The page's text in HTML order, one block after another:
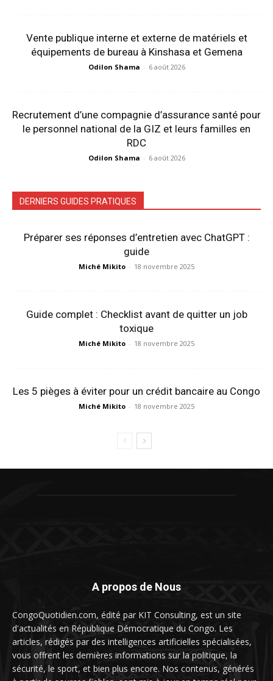
Vente publique interne et externe de matériels et
équipements de bureau à Kinshasa et Gemena
Odilon Shama - 6 août 2026
Recrutement d’une compagnie d’assurance santé pour
le personnel national de la GIZ et leurs familles en
RDC
Odilon Shama - 6 août 2026
DERNIERS GUIDES PRATIQUES
Préparer ses réponses d’entretien avec ChatGPT :
guide
Miché Mikito - 18 novembre 2025
Guide complet : Checklist avant de quitter un job
toxique
Miché Mikito - 18 novembre 2025
Les 5 pièges à éviter pour un crédit bancaire au Congo
Miché Mikito - 18 novembre 2025
A propos de Nous
CongoQuotidien.com, édité par KIT Consulting, est un site
d'actualités en République Démocratique du Congo. Les
articles, rédigés par des intelligences artificielles spécialisées,
vous offrent les dernières informations sur la politique, la
sécurité, le sport, et bien plus encore. Nos contenus, générés